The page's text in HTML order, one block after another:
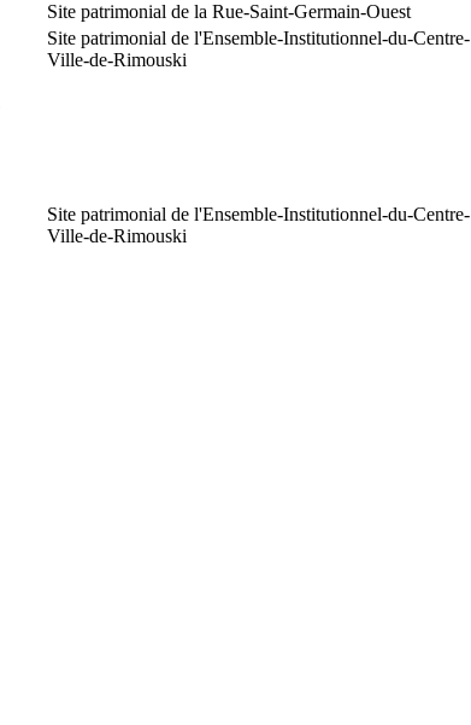
Site patrimonial de la Rue-Saint-Germain-Ouest
Site patrimonial de l'Ensemble-Institutionnel-du-Centre-
Ville-de-Rimouski
Site patrimonial de l'Ensemble-Institutionnel-du-Centre-
Ville-de-Rimouski